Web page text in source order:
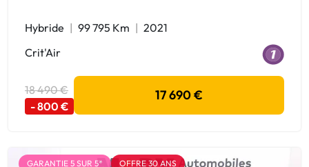
Hybride 99 795 Km
2021
Crit'Air
18 490 €
- 800 €
17 690 €
GARANTIE 5 SUR 5* OFFRE 30 ANS